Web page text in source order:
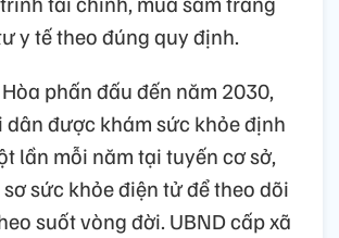
y tế theo đúng quy định.
phấn đấu đến năm 2030,
được khám sức khỏe định
lần mỗi năm tại tuyến cơ sở,
sức khỏe điện tử để theo dõi
suốt vòng đời. UBND cấp xã